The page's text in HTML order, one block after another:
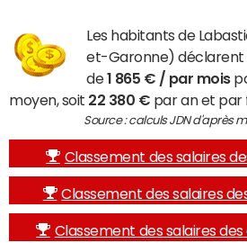
Les habitants de
et-Garonne) déclarent
de1 865 € / par mois
moyen, soit 22 380 € par an et par
Source : calculs JDN d'après
Classement des salaires
Classement des salaires
Classement des salaires